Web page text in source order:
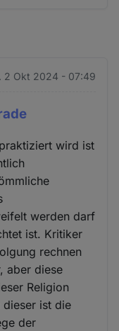
2 Okt 2024 - 07:49
wird ist
werden darf
ist. Kritiker
rechnen
aber diese
Religion
dieser ist die
der